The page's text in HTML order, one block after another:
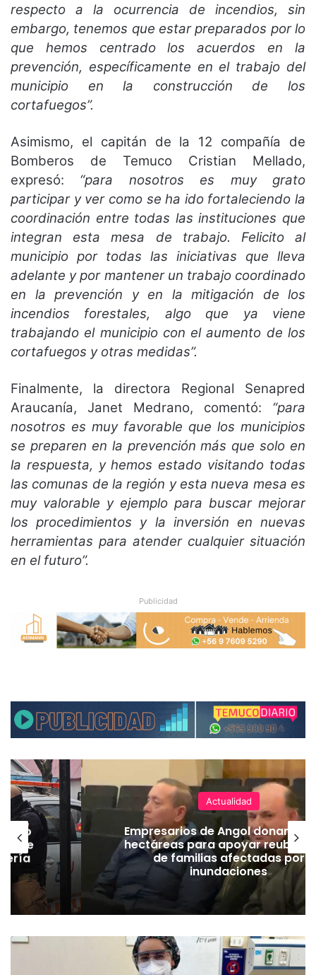
respecto a la ocurrencia de incendios, sin
embargo, tenemos que estar preparados por lo
que hemos centrado los acuerdos en la
prevención, específicamente en el trabajo del
municipio en la construcción de los
cortafuegos”.
Asimismo, el capitán de la 12 compañía de
Bomberos de Temuco Cristian Mellado,
expresó: “para nosotros es muy grato
participar y ver como se ha ido fortaleciendo la
coordinación entre todas las instituciones que
integran esta mesa de trabajo. Felicito al
municipio por todas las iniciativas que lleva
adelante y por mantener un trabajo coordinado
en la prevención y en la mitigación de los
incendios forestales, algo que ya viene
trabajando el municipio con el aumento de los
cortafuegos y otras medidas”.
Finalmente, la directora Regional Senapred
Araucanía, Janet Medrano, comentó: “para
nosotros es muy favorable que los municipios
se preparen en la prevención más que solo en
la respuesta, y hemos estado visitando todas
las comunas de la región y esta nueva mesa es
muy valorable y ejemplo para buscar mejorar
los procedimientos y la inversión en nuevas
herramientas para atender cualquier situación
en el futuro”.
Publicidad
de
Actualidad
Empresarios de Angol donan
hectáreas para apoyar
de familias afectadas por
inundaciones
H